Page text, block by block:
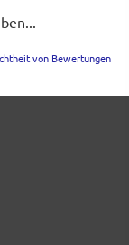
von Bewertungen